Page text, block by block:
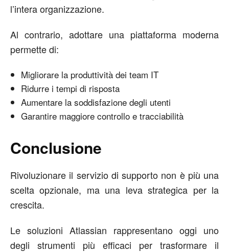
l’intera organizzazione.
Al contrario, adottare una piattaforma moderna
permette di:
Migliorare la produttività dei team IT
Ridurre i tempi di risposta
Aumentare la soddisfazione degli utenti
Garantire maggiore controllo e tracciabilità
Conclusione
Rivoluzionare il servizio di supporto non è più una
scelta opzionale, ma una leva strategica per la
crescita.
Le soluzioni Atlassian rappresentano oggi uno
degli strumenti più efficaci per trasformare il